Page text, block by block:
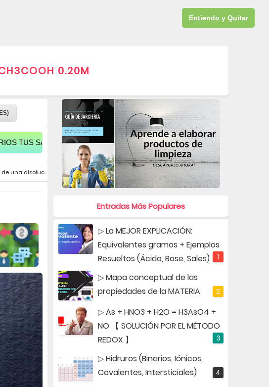
Entiendo y Quitar
CURSO JARCERÍA
0.20M
PARA APARECER AQUÍ
de CH3COOH 0.20M
Entradas Más Populares
▷ La MEJOR EXPLICACIÓN:
Equivalentes gramos + Ejemplos
Resueltos (Ácido, Base, Sales)
▷ Mapa conceptual de las
propiedades de la MATERIA
▷ As + HNO3 + H2O = H3AsO4 +
NO 【 SOLUCIÓN POR EL MÉTODO
REDOX 】
▷ Hidruros (Binarios, Iónicos,
Covalentes, Intersticiales)